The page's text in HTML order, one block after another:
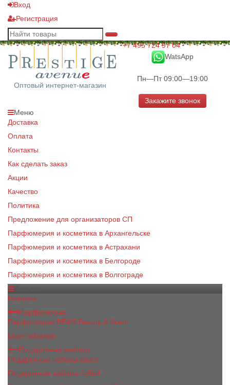
Вход
Регистрация
Оптовый интернет-магазин
+7 495 724 97 04
WatsApp
Пн—Пт 09:00—19:00
Закажите звонок
Меню
Доставка
Оплата
Контакты
Как сделать заказ
Акции
Качество
Политика
Предложение для организаторов СП
Парфюмерия и косметика в Архангельске
Парфюмерия и косметика в Астрахани
Парфюмерия и косметика в Белгороде
Парфюмерия и косметика в Волгограде
Новинки
Парфюмерия
Парфюмерия BEA'S Beauty & Scent
Luxe collection
Подарочные наборы
Подарочные наборы Bea's
Подарочные наборы 4х5ml